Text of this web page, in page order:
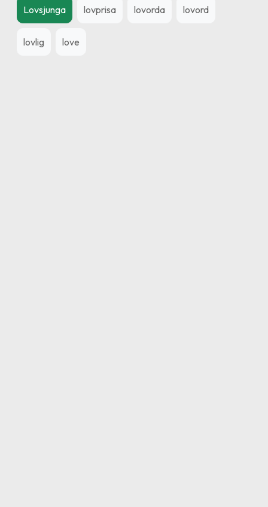
Lovsjunga lovprisa lovorda lovord
lovlig love